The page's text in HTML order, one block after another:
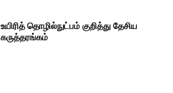
உயிரித் தொழில்நுட்பம் குறித்து தேசிய
கருத்தரங்கம்